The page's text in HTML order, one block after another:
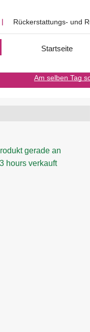
❘ Rückerstattungs- und
Startseite
Am selben Tag
gerade an
hours verkauft